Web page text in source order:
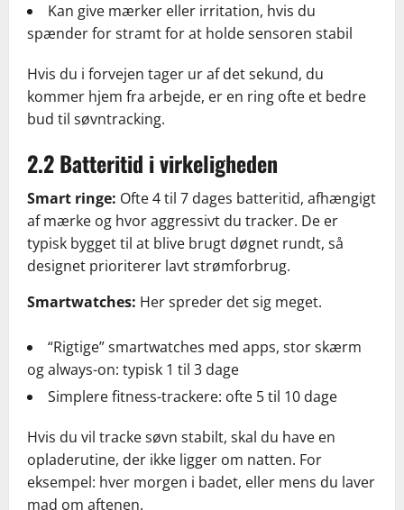
Kan give mærker eller irritation, hvis du
spænder for stramt for at holde sensoren stabil
Hvis du i forvejen tager ur af det sekund, du
kommer hjem fra arbejde, er en ring ofte et bedre
bud til søvntracking.
2.2 Batteritid i virkeligheden
Smart ringe: Ofte 4 til 7 dages batteritid, afhængigt
af mærke og hvor aggressivt du tracker. De er
typisk bygget til at blive brugt døgnet rundt, så
designet prioriterer lavt strømforbrug.
Smartwatches: Her spreder det sig meget.
“Rigtige” smartwatches med apps, stor skærm
og always-on: typisk 1 til 3 dage
Simplere fitness-trackere: ofte 5 til 10 dage
Hvis du vil tracke søvn stabilt, skal du have en
opladerutine, der ikke ligger om natten. For
eksempel: hver morgen i badet, eller mens du laver
mad om aftenen.